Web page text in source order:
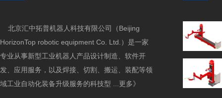
北京汇中拓普机器人科技有限公司（Beijing
HorizonTop robotic equipment Co. Ltd.）是一家
专业从事新型工业机器人产品设计制造、软件开
发、应用服务，以及焊接、切割、搬运、装配等领
域工业自动化装备升级服务的科技型 ... 更多》